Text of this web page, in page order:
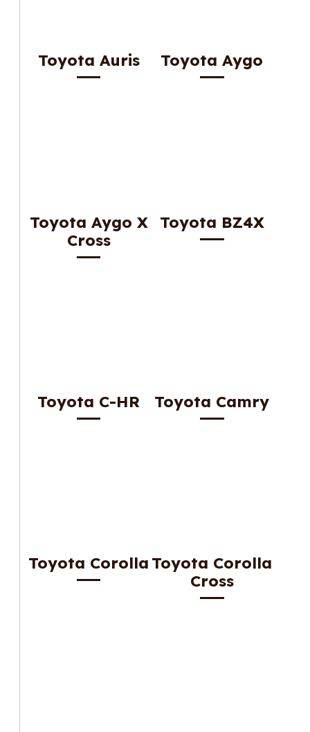
Toyota Auris Toyota Aygo
Toyota Aygo X
Cross
Toyota BZ4X
Toyota C-HR Toyota Camry
Toyota Corolla Toyota Corolla
Cross